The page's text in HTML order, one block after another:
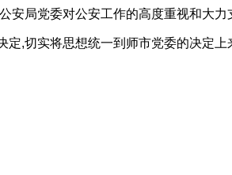
安局党委对公安工作的高度重视和大
,切实将思想统一到师市党委的决定